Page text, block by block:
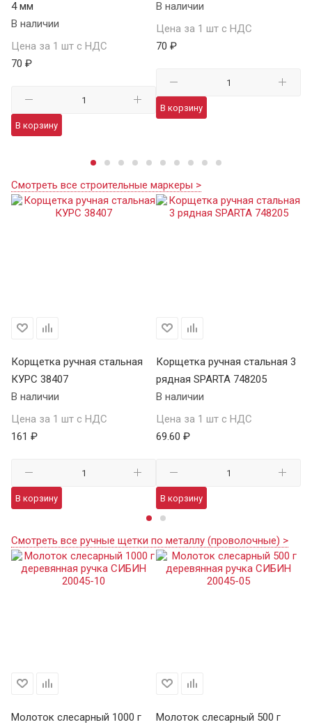
4 мм
В наличии
Цена за 1 шт с НДС
70 ₽
В корзину
В наличии
Цена за 1 шт с НДС
70 ₽
В корзину
Смотреть все строительные маркеры >
Корщетка ручная стальная
КУРС 38407
В наличии
Цена за 1 шт с НДС
161 ₽
В корзину
Корщетка ручная стальная 3
рядная SPARTA 748205
В наличии
Цена за 1 шт с НДС
69.60 ₽
В корзину
Смотреть все ручные щетки по металлу (проволочные) >
Молоток слесарный 1000 г
Молоток слесарный 500 г